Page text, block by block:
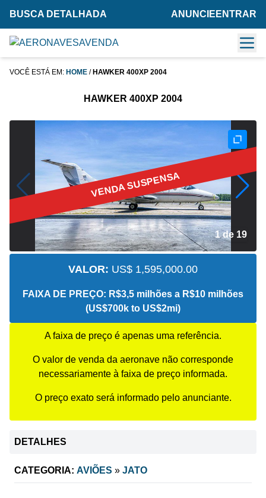
BUSCA DETALHADA ANUNCIE ENTRAR
VOCÊ ESTÁ EM: HOME / HAWKER 400XP 2004
HAWKER 400XP 2004
VENDA SUSPENSA
2 de 19
VALOR: US$ 1,595,000.00
FAIXA DE PREÇO: R$3,5 milhões a R$10 milhões
(US$700k to US$2mi)
A faixa de preço é apenas uma referência.
O valor de venda da aeronave não corresponde
necessariamente à faixa de preço informada.
O preço exato será informado pelo anunciante.
DETALHES
CATEGORIA: AVIÕES » JATO